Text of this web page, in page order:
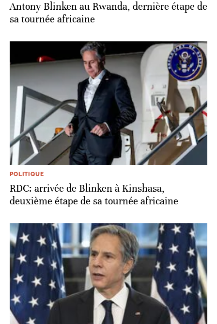
Antony Blinken au Rwanda, dernière étape de
sa tournée africaine
POLITIQUE
RDC: arrivée de Blinken à Kinshasa,
deuxième étape de sa tournée africaine